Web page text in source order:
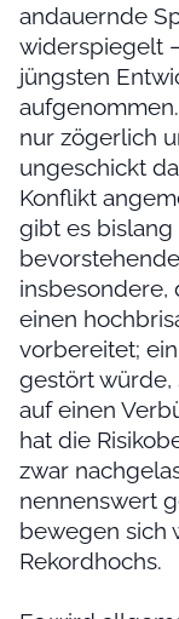
andauernde
widerspiegelt
jüngsten
nur zögerlich
ungeschickt
Konflikt
gibt es
insbesondere,
einen
vorbereitet;
gestört würde,
auf einen
hat die
zwar
nennenswert
bewegen sich
Rekordhochs.